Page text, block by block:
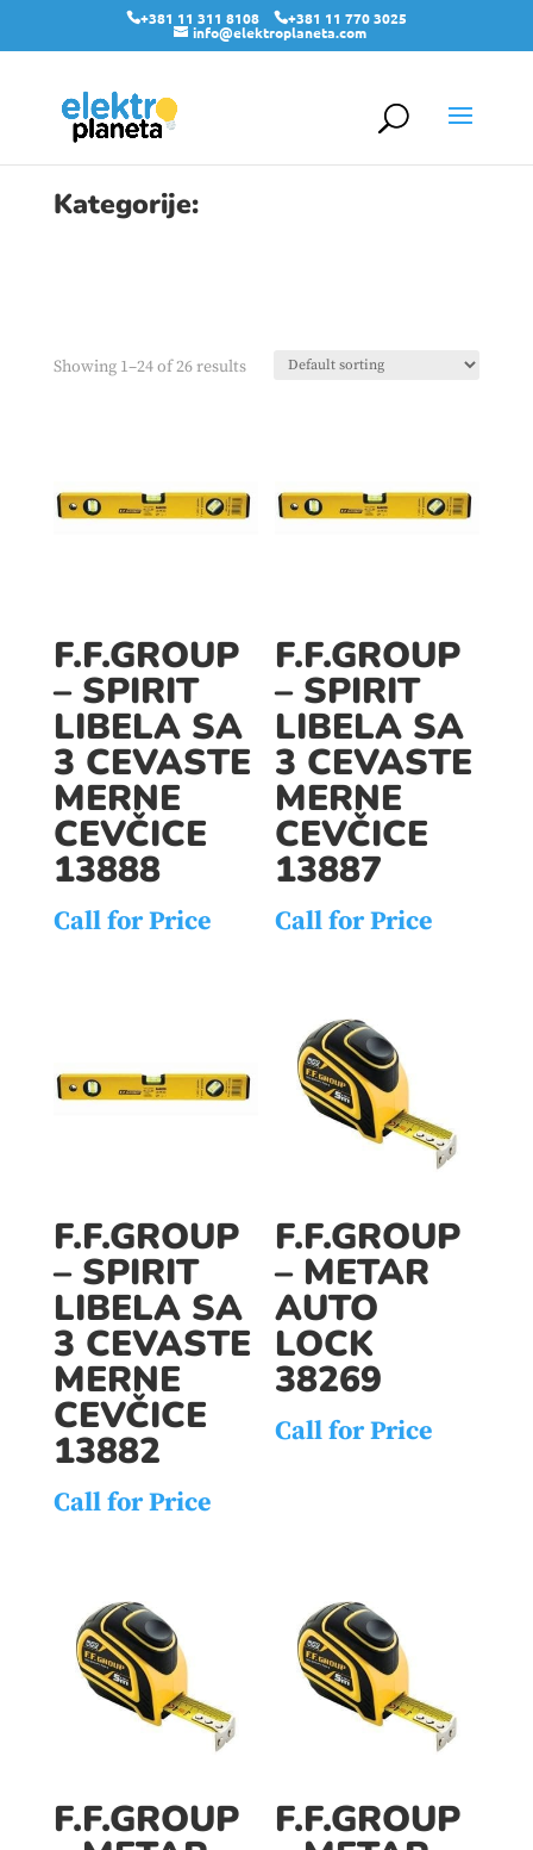
+381 11 311 8108 +381 11 770 3025
info@elektroplaneta.com
Kategorije:
Showing 1–24 of 26 results
F.F.GROUP
– SPIRIT
LIBELA SA
3 CEVASTE
MERNE
CEVČICE
13888
Call for Price
F.F.GROUP
– SPIRIT
LIBELA SA
3 CEVASTE
MERNE
CEVČICE
13887
Call for Price
F.F.GROUP
– SPIRIT
LIBELA SA
3 CEVASTE
MERNE
CEVČICE
13882
Call for Price
F.F.GROUP
– METAR
AUTO
LOCK
38269
Call for Price
F.F.GROUP F.F.GROUP